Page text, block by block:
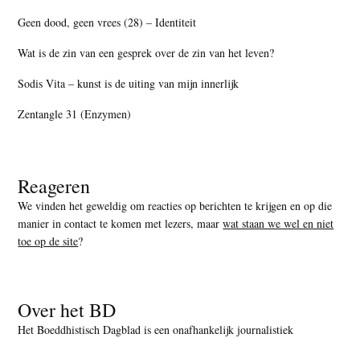
Geen dood, geen vrees (28) – Identiteit
Wat is de zin van een gesprek over de zin van het leven?
Sodis Vita – kunst is de uiting van mijn innerlijk
Zentangle 31 (Enzymen)
Reageren
We vinden het geweldig om reacties op berichten te krijgen en op die
manier in contact te komen met lezers, maarwat staan we wel en niet
toe op de site?
Over het BD
Het Boeddhistisch Dagblad is een onafhankelijk journalistiek